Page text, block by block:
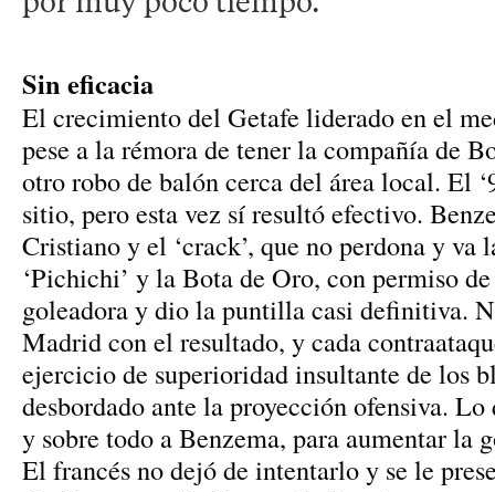
Sin eficacia
El crecimiento del Getafe liderado en el
pese a la rémora de tener la compañía de
otro robo de balón cerca del área local. El
sitio, pero esta vez sí resultó efectivo.
Cristiano y el ‘crack’, que no perdona y va
‘Pichichi’ y la Bota de Oro, con permiso
goleadora y dio la puntilla casi definitiva.
Madrid con el resultado, y cada
ejercicio de superioridad insultante de los
desbordado ante la proyección ofensiva.
y sobre todo a Benzema, para aumentar la
El francés no dejó de intentarlo y se le